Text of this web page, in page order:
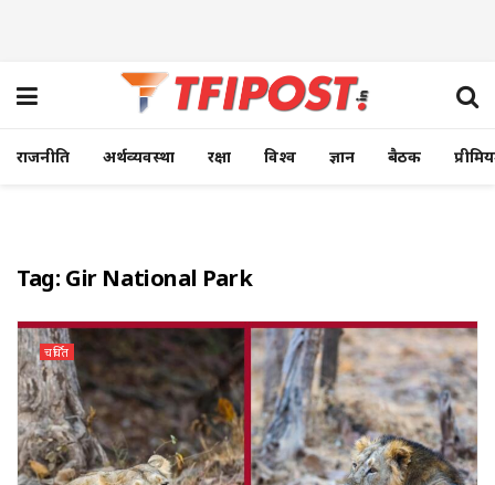
राजनीति अर्थव्यवस्था रक्षा विश्व ज्ञान बैठक
Tag: Gir National Park
चर्चित